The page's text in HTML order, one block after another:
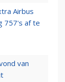
Airbus
757's af te
van